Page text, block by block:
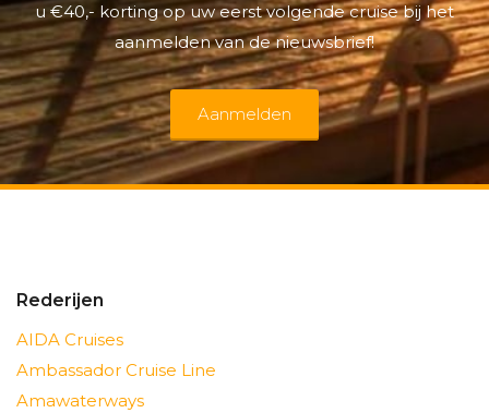
u €40,- korting op uw eerst volgende cruise bij het
aanmelden van de nieuwsbrief!
Aanmelden
Rederijen
AIDA Cruises
Ambassador Cruise Line
Amawaterways